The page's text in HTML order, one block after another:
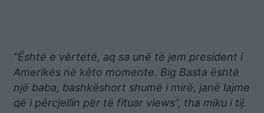
“Është e vërtetë, aq sa unë të jem president i
Amerikës në këto momente. Big Basta është
një baba, bashkëshort shumë i mirë, janë lajme
që i përcjellin për të fituar views”, tha miku i tij.